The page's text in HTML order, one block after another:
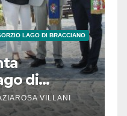
LAGO DI BRACCIANO
di
VILLANI